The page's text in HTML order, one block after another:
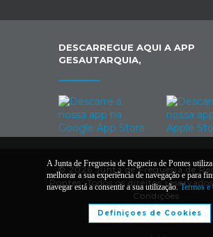
DESCARREGUE AQUI A APP
GESAUTARQUIA,
© 2026 Junta de Freguesia de
Pontes. Todos os direitos
Condições
A Junta de Freguesia de Regueira de Pontes
melhorar a sua experiência de navegação e para
navegar está a consentir a sua utilização.Termos e
Definiçoes de Cookies